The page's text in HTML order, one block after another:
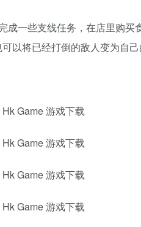
成一些支线任务，在店里购买
以将已经打倒的敌人变为自